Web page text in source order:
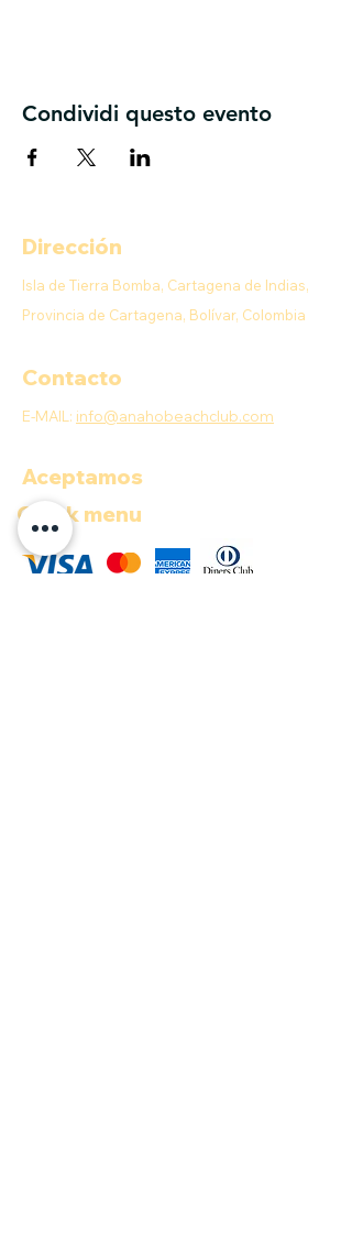
Condividi questo evento
Dirección
Isla de Tierra Bomba, Cartagena de Indias,
Provincia de Cartagena, Bolívar, Colombia
Contacto
E-MAIL: info@anahobeachclub.com
Aceptamos
Quick menu